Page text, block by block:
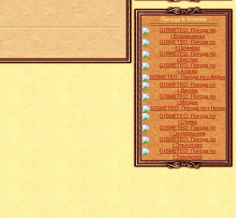
Погода в Осетии